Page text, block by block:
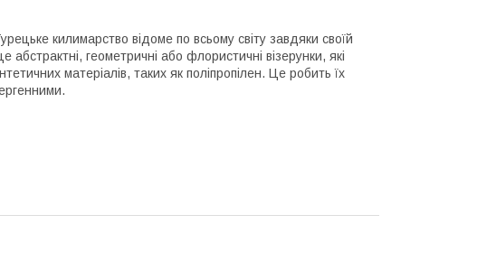
килимарство відоме по всьому світу завдяки своїй
абстрактні, геометричні або флористичні візерунки, які
матеріалів, таких як поліпропілен. Це робить їх